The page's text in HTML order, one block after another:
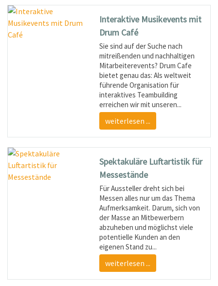
Interaktive Musikevents mit
Drum Café
Sie sind auf der Suche nach
mitreißenden und nachhaltigen
Mitarbeiterevents? Drum Cafe
bietet genau das: Als weltweit
führende Organisation für
interaktives Teambuilding
erreichen wir mit unseren...
weiterlesen ...
Spektakuläre Luftartistik für
Messestände
Für Aussteller dreht sich bei
Messen alles nur um das Thema
Aufmerksamkeit. Darum, sich von
der Masse an Mitbewerbern
abzuheben und möglichst viele
potentielle Kunden an den
eigenen Stand zu...
weiterlesen ...